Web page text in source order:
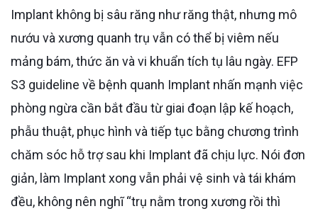
Implant không bị sâu răng như răng thật, nhưng mô
nướu và xương quanh trụ vẫn có thể bị viêm nếu
mảng bám, thức ăn và vi khuẩn tích tụ lâu ngày. EFP
S3 guideline về bệnh quanh Implant nhấn mạnh việc
phòng ngừa cần bắt đầu từ giai đoạn lập kế hoạch,
phẫu thuật, phục hình và tiếp tục bằng chương trình
chăm sóc hỗ trợ sau khi Implant đã chịu lực. Nói đơn
giản, làm Implant xong vẫn phải vệ sinh và tái khám
đều, không nên nghĩ “trụ nằm trong xương rồi thì